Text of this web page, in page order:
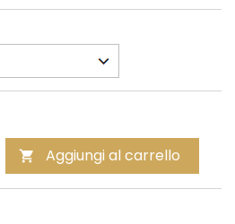
 Aggiungi al carrello